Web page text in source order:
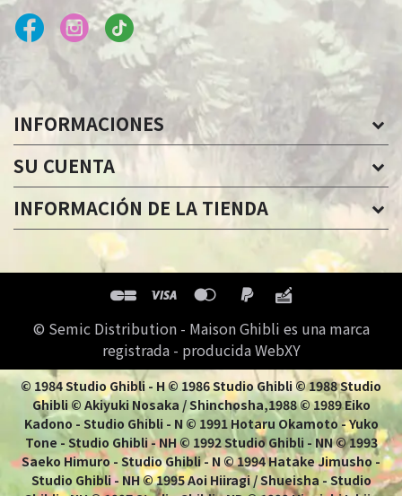
INFORMACIONES
SU CUENTA
INFORMACIÓN DE LA TIENDA
© Semic Distribution - Maison Ghibli es una marca
registrada - producida WebXY
© 1984 Studio Ghibli - H © 1986 Studio Ghibli © 1988 Studio
Ghibli © Akiyuki Nosaka / Shinchosha,1988 © 1989 Eiko
Kadono - Studio Ghibli - N © 1991 Hotaru Okamoto - Yuko
Tone - Studio Ghibli - NH © 1992 Studio Ghibli - NN © 1993
Saeko Himuro - Studio Ghibli - N © 1994 Hatake Jimusho -
Studio Ghibli - NH © 1995 Aoi Hiiragi / Shueisha - Studio